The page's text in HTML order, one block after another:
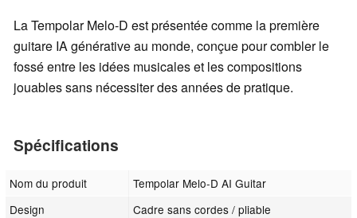
La Tempolar Melo-D est présentée comme la première
guitare IA générative au monde, conçue pour combler le
fossé entre les idées musicales et les compositions
jouables sans nécessiter des années de pratique.
Spécifications
Nom du produit
Tempolar Melo-D AI Guitar
Design
Cadre sans cordes / pliable